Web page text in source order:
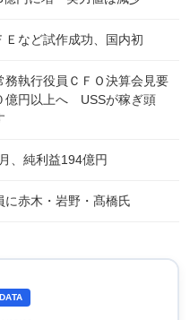
など試作成功、国内初
務執行役員ＣＦＯ決算会見要
億円以上へ USSが稼ぎ頭
、純利益194億円
赤木・岩野・髙橋氏